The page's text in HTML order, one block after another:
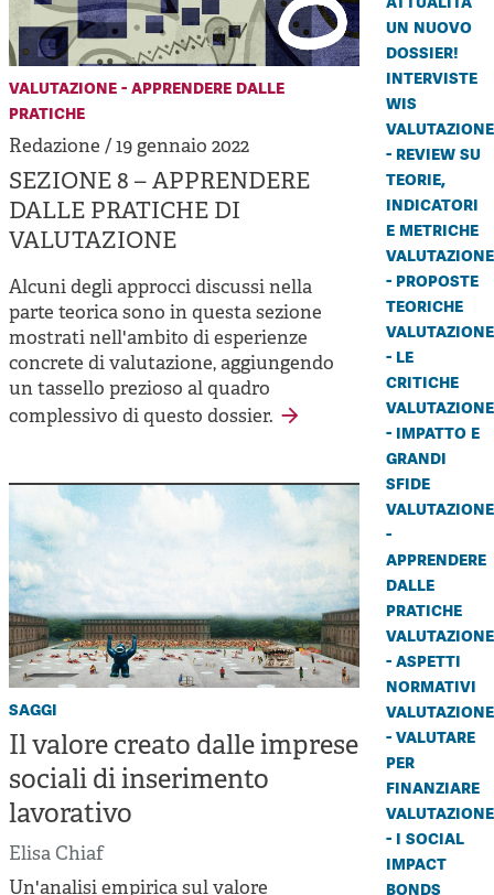
valutazione - apprendere dalle
pratiche
Redazione / 19 gennaio 2022
SEZIONE 8 – APPRENDERE
DALLE PRATICHE DI
VALUTAZIONE
Alcuni degli approcci discussi nella
parte teorica sono in questa sezione
mostrati nell'ambito di esperienze
concrete di valutazione, aggiungendo
un tassello prezioso al quadro
complessivo di questo dossier.
saggi
Il valore creato dalle imprese
sociali di inserimento
lavorativo
Elisa Chiaf
Un'analisi empirica sul valore
un nuovo
dossier!
interviste
wis
valutazione
- review su
teorie,
indicatori
e metriche
valutazione
- proposte
teoriche
valutazione
- le
critiche
valutazione
- impatto e
grandi
sfide
valutazione
-
apprendere
dalle
pratiche
valutazione
- aspetti
normativi
valutazione
- valutare
per
finanziare
valutazione
- i social
impact
bonds